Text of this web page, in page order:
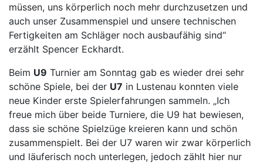
müssen, uns körperlich noch mehr durchzusetzen und
auch unser Zusammenspiel und unsere technischen
Fertigkeiten am Schläger noch ausbaufähig sind“
erzählt Spencer Eckhardt.
Beim U9 Turnier am Sonntag gab es wieder drei sehr
schöne Spiele, bei der U7 in Lustenau konnten viele
neue Kinder erste Spielerfahrungen sammeln. „Ich
freue mich über beide Turniere, die U9 hat bewiesen,
dass sie schöne Spielzüge kreieren kann und schön
zusammenspielt. Bei der U7 waren wir zwar körperlich
und läuferisch noch unterlegen, jedoch zählt hier nur